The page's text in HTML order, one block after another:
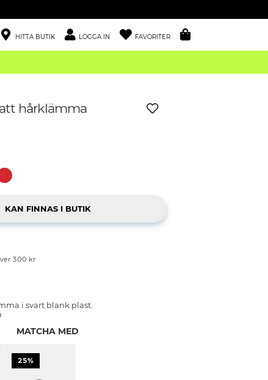
HITTA BUTIK LOGGA IN FAVORITER
hårklämma
300 kr
i svart blank plast.
MATCHA MED
25%